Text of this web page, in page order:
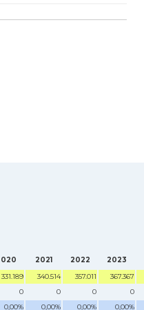
2021 2022 2023
331.189
340.514 357.011 367.367
0
0 0 0
0,00%
0,00% 0,00% 0,00%